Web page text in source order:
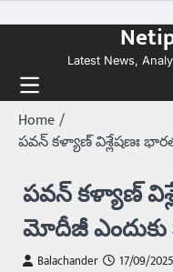
to
Latest News,
Home
పవన్‌ కళ్యాణ్‌ విశ్లేషణః
పవన్‌ కళ్యాణ్‌
మోదీజీ
Balachander 17/09/2025